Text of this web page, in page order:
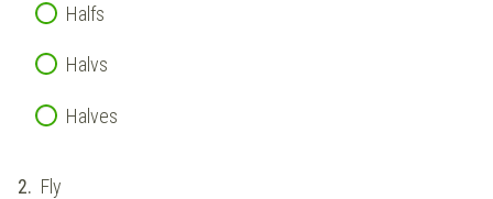
Halfs
Halvs
Halves
2. Fly